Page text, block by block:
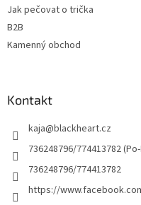
Jak pečovat o trička
B2B
Kamenný obchod
Kontakt
kaja@blackheart.cz
736248796/774413782
736248796/774413782
https://